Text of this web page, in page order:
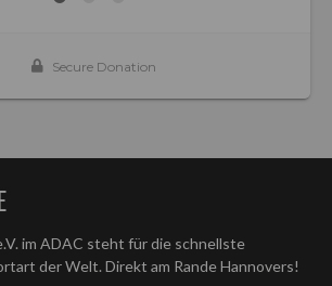
im ADAC steht für die schnellste
der Welt. Direkt am Rande Hannovers!